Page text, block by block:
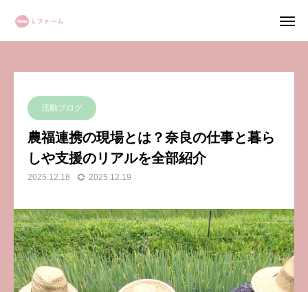
レファームHOME 農福連携の現場とは？奈良の仕事と暮らしや支援のリアルを全部紹介
活動ブログ
農福連携の現場とは？奈良の仕事と暮ら
しや支援のリアルを全部紹介
2025.12.18 2025.12.19
カート
農業サポート事業
野菜栽培事業